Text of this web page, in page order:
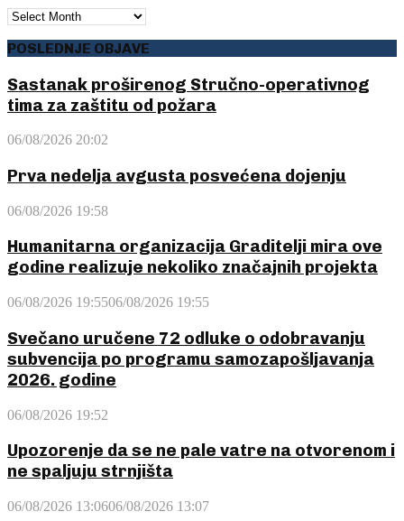
ARHIVA
POSLEDNJE OBJAVE
Sastanak proširenog Stručno-operativnog
tima za zaštitu od požara
06/08/2026 20:02
Prva nedelja avgusta posvećena dojenju
06/08/2026 19:58
Humanitarna organizacija Graditelji mira ove
godine realizuje nekoliko značajnih projekta
06/08/2026 19:5506/08/2026 19:55
Svečano uručene 72 odluke o odobravanju
subvencija po programu samozapošljavanja
2026. godine
06/08/2026 19:52
Upozorenje da se ne pale vatre na otvorenom i
ne spaljuju strnjišta
06/08/2026 13:0606/08/2026 13:07